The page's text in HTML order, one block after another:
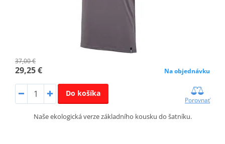
37,00 €
29,25 € Na objednávku
Do košíka
Porovnať
Naše ekologická verze základního kousku do šatníku.